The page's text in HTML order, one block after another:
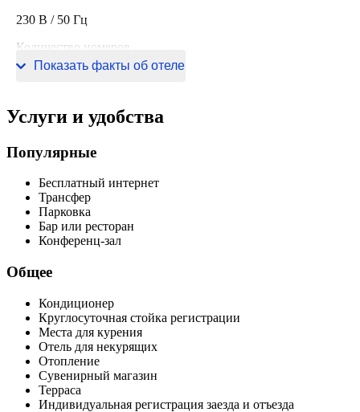
230 В / 50 Гц
Количество номеров
9 номеров
Показать факты об отеле
Услуги и удобства
Популярные
Бесплатный интернет
Трансфер
Парковка
Бар или ресторан
Конференц-зал
Общее
Кондиционер
Круглосуточная стойка регистрации
Места для курения
Отель для некурящих
Отопление
Сувенирный магазин
Терраса
Индивидуальная регистрация заезда и отъезда